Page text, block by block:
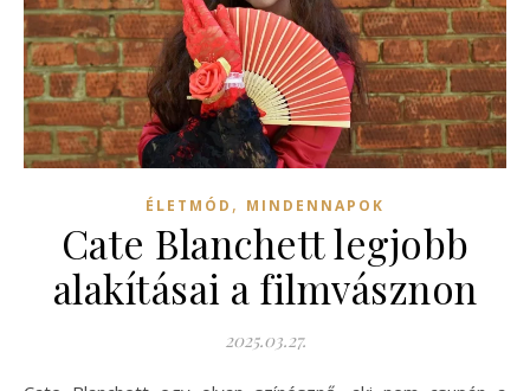
ÉLETMÓD , MINDENNAPOK
Cate Blanchett legjobb
alakításai a filmvásznon
2025.03.27.